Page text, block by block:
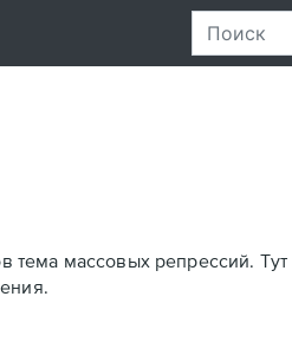
тема массовых репрессий. Тут